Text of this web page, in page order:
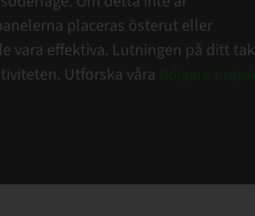
placeras österut eller
vara effektiva. Lutningen på ditt tak
Utforska våra